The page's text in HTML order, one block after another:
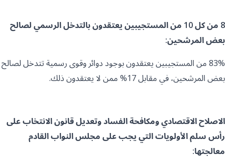
8 من كل 10 من المستجيبين يعتقدون بالتدخل الرسمي لصالح
بعض المرشحين:
83% من المستجيبين يعتقدون بوجود دوائر وقوى رسمية تتدخل لصالح
بعض المرشحين، في مقابل 17% ممن لا يعتقدون ذلك.
الاصلاح الاقتصادي ومكافحة الفساد وتعديل قانون الانتخاب على
رأس سلم الأولويات التي يجب على مجلس النواب القادم
معالجتها: